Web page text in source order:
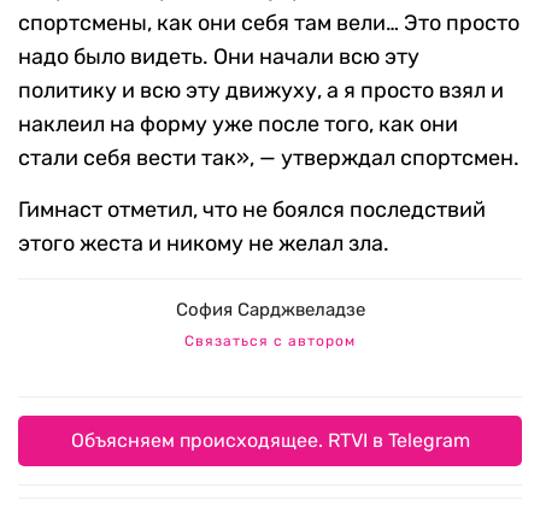
спортсмены, как они себя там вели… Это просто
надо было видеть. Они начали всю эту
политику и всю эту движуху, а я просто взял и
наклеил на форму уже после того, как они
стали себя вести так», — утверждал спортсмен.
Гимнаст отметил, что не боялся последствий
этого жеста и никому не желал зла.
София Сарджвеладзе
Связаться с автором
Объясняем происходящее. RTVI в Telegram